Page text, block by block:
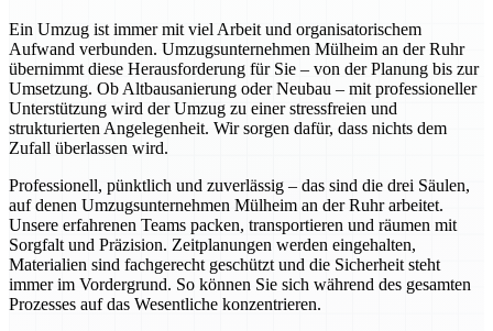
Ein Umzug ist immer mit viel Arbeit und organisatorischem
Aufwand verbunden. Umzugsunternehmen Mülheim an der Ruhr
übernimmt diese Herausforderung für Sie – von der Planung bis zur
Umsetzung. Ob Altbausanierung oder Neubau – mit professioneller
Unterstützung wird der Umzug zu einer stressfreien und
strukturierten Angelegenheit. Wir sorgen dafür, dass nichts dem
Zufall überlassen wird.
Professionell, pünktlich und zuverlässig – das sind die drei Säulen,
auf denen Umzugsunternehmen Mülheim an der Ruhr arbeitet.
Unsere erfahrenen Teams packen, transportieren und räumen mit
Sorgfalt und Präzision. Zeitplanungen werden eingehalten,
Materialien sind fachgerecht geschützt und die Sicherheit steht
immer im Vordergrund. So können Sie sich während des gesamten
Prozesses auf das Wesentliche konzentrieren.